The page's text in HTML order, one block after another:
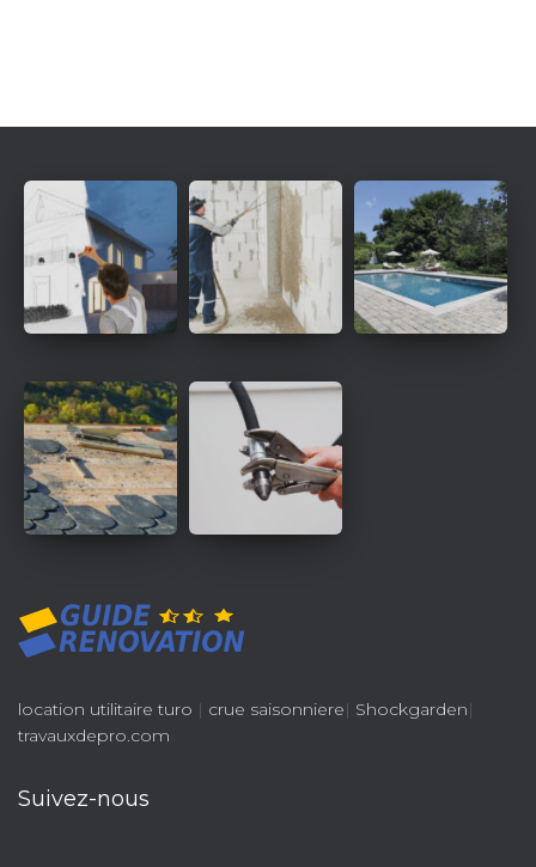
location utilitaire turo | crue saisonniere| Shockgarden|
travauxdepro.com
Suivez-nous